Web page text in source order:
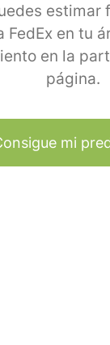
estimar
FedEx en tu
en la
página.
mi